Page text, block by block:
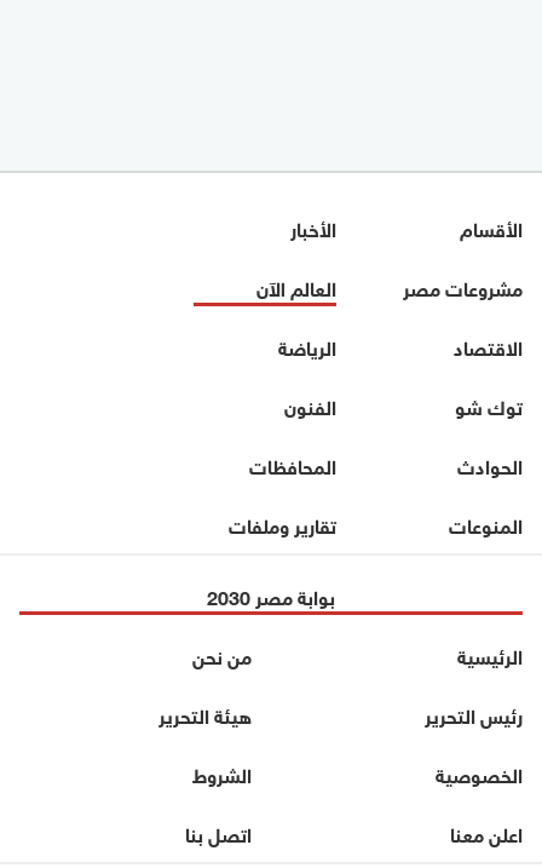
الأقسام
الأخبار
مشروعات مصر
العالم الآن
الاقتصاد
الرياضة
توك شو
الفنون
الحوادث
المحافظات
المنوعات
تقارير وملفات
بوابة مصر 2030
الرئيسية
من نحن
رئيس التحرير
هيئة التحرير
الخصوصية
الشروط
اعلن معنا
اتصل بنا